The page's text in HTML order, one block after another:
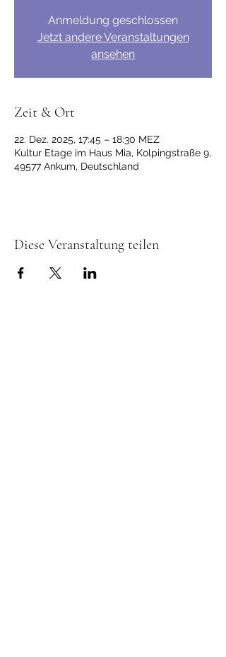
Anmeldung geschlossen
Jetzt andere Veranstaltungen
ansehen
Zeit & Ort
22. Dez. 2025, 17:45 – 18:30 MEZ
Kultur Etage im Haus Mia, Kolpingstraße 9,
49577 Ankum, Deutschland
Diese Veranstaltung teilen